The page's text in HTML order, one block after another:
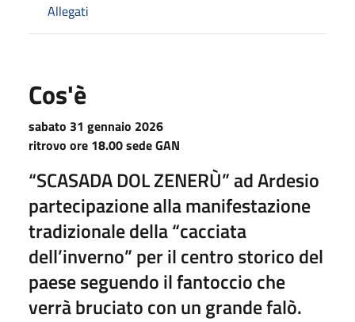
Allegati
Cos'è
sabato 31 gennaio 2026
ritrovo ore 18.00 sede GAN
“SCASADA DOL ZENERÙ” ad Ardesio
partecipazione alla manifestazione
tradizionale della “cacciata
dell’inverno” per il centro storico del
paese seguendo il fantoccio che
verrà bruciato con un grande falò.